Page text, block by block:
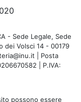
- Sede Legale, Sede
dei Volsci 14 - 00179
| Posta
| P.IVA:
possono essere